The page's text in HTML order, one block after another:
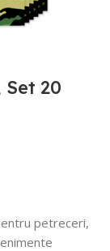
20
petreceri,